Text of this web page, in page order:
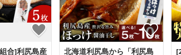
合]利尻島産 北海道利尻島から「利尻島